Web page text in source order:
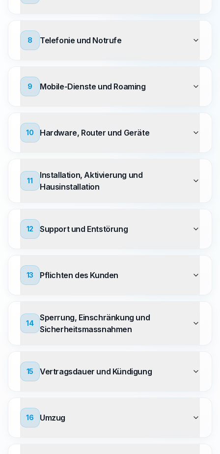
8 Telefonie und Notrufe
9 Mobile-Dienste und Roaming
10 Hardware, Router und Geräte
11
Installation, Aktivierung und
Hausinstallation
12 Support und Entstörung
13 Pflichten des Kunden
14
Sperrung, Einschränkung und
Sicherheitsmassnahmen
15 Vertragsdauer und Kündigung
16 Umzug